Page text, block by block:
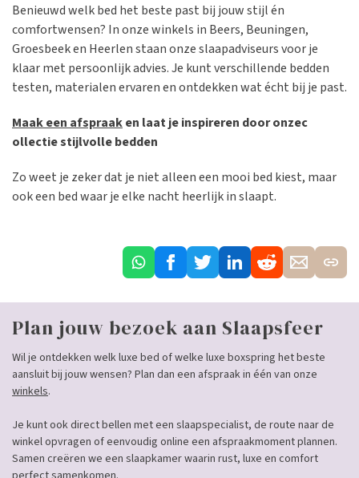
Benieuwd welk bed het beste past bij jouw stijl én
comfortwensen? In onze winkels in Beers, Beuningen,
Groesbeek en Heerlen staan onze slaapadviseurs voor je
klaar met persoonlijk advies. Je kunt verschillende bedden
testen, materialen ervaren en ontdekken wat écht bij je past.
Maak een afspraaken laat je inspireren door onzec
ollectie stijlvolle bedden
Zo weet je zeker dat je niet alleen een mooi bed kiest, maar
ook een bed waar je elke nacht heerlijk in slaapt.
Plan jouw bezoek aan Slaapsfeer
Wil je ontdekken welk luxe bed of welke luxe boxspring het beste
aansluit bij jouw wensen? Plan dan een afspraak in één van onze
winkels.
Je kunt ook direct bellen met een slaapspecialist, de route naar de
winkel opvragen of eenvoudig online een afspraakmoment plannen.
Samen creëren we een slaapkamer waarin rust, luxe en comfort